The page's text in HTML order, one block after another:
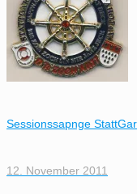
Sessionssapnge
12. November 2011